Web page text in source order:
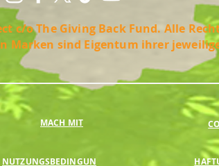
c/o The Giving Back Fund. Alle
Marken sind Eigentum ihrer
MACH MIT
NUTZUNGSBEDINGUN